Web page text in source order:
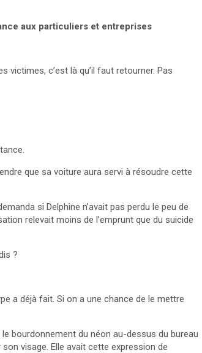
aux particuliers et entreprises
victimes, c’est là qu’il faut retourner. Pas
que sa voiture aura servi à résoudre cette
si Delphine n’avait pas perdu le peu de
relevait moins de l’emprunt que du suicide
?
a déjà fait. Si on a une chance de le mettre
bourdonnement du néon au-dessus du bureau
visage. Elle avait cette expression de